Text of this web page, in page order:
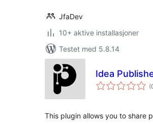
JfaDev
10+ aktive installasjoner
Testet med 5.8.14
Idea
This plugin allows you to share